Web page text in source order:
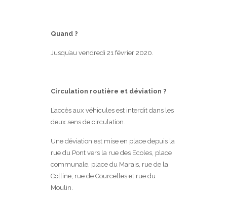
Quand ?
Jusqu’au vendredi 21 février 2020.
Circulation routière et déviation ?
L’accès aux véhicules est interdit dans les
deux sens de circulation.
Une déviation est mise en place depuis la
rue du Pont vers la rue des Ecoles, place
communale, place du Marais, rue de la
Colline, rue de Courcelles et rue du
Moulin.